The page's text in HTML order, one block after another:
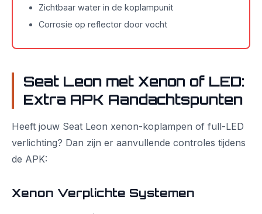
Zichtbaar water in de koplampunit
Corrosie op reflector door vocht
Seat Leon met Xenon of LED:
Extra APK Aandachtspunten
Heeft jouw Seat Leon xenon-koplampen of full-LED
verlichting? Dan zijn er aanvullende controles tijdens
de APK:
Xenon Verplichte Systemen